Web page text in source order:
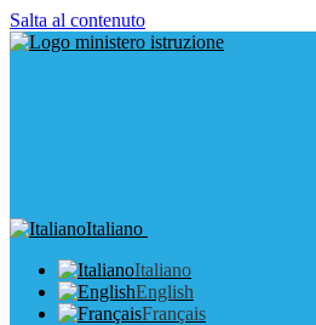
Salta al contenuto
Italiano
Italiano
English
Français